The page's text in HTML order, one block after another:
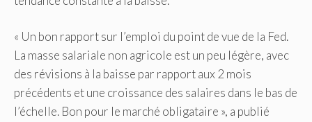
« Un bon rapport sur l’emploi du point de vue de la Fed.
La masse salariale non agricole est un peu légère, avec
des révisions à la baisse par rapport aux 2 mois
précédents et une croissance des salaires dans le bas de
l’échelle. Bon pour le marché obligataire », a publié